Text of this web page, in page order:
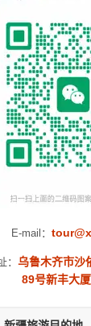
E-mail：
： 乌鲁木齐市沙
89号新丰大